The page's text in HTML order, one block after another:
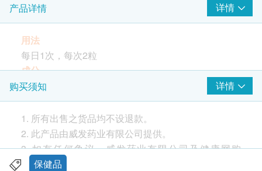
产品详情 详情
用法
每日1次，每次2粒
成分
β-烟醯胺单核苷酸(NMN) 300毫克、增体剂（麦芽糊
精）、抗结剂（硬脂酸钙）、燕窝肽20毫克、花胶肽
20毫克、银耳肽20毫克 、珍珠肽20毫克、吡咯并喹
啉醌(PQQ) 10毫克、抗结剂（二氧化硅）、素食胶囊
壳（羟丙基甲基纤维素）
本产品含有鱼类及鱼类制品
购买须知 详情
1. 所有出售之货品均不设退款。
2. 此产品由威发药业有限公司提供。
3. 如有任何争议，威发药业有限公司及健康网购
health.ESDlife保留最终决议权。
保健品